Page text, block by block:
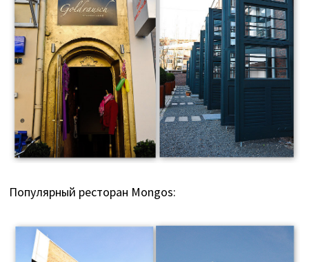
Популярный ресторан Mongos: